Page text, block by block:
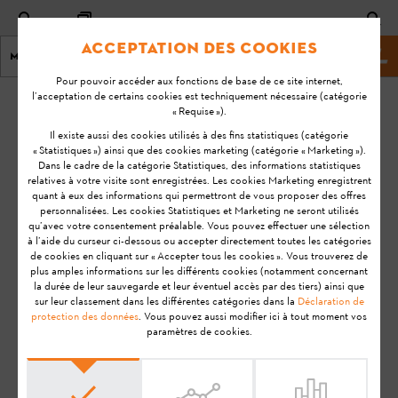
Menu Site Web de STIHL
Page d'accueil KA-01095
Quel est l'état de
fonctionnement
indiqué par la DEL
du boîtier du STIHL
Smart Connector ?
STIHL Connected
Dernière
mise à
jour:
08-07-
20
FAQ
Utilisation
l'utilisation, de le mettre en service, de le nettoyer, de le
transporter, de le stocker, de l'entretenir, de le réparer, de le
Acceptation des cookies
Pour pouvoir accéder aux fonctions de base de ce site internet,
l’acceptation de certains cookies est techniquement nécessaire (catégorie
« Requise »).
Il existe aussi des cookies utilisés à des fins statistiques (catégorie
« Statistiques ») ainsi que des cookies marketing (catégorie « Marketing »).
Dans le cadre de la catégorie Statistiques, des informations statistiques
relatives à votre visite sont enregistrées. Les cookies Marketing enregistrent
quant à eux des informations qui permettront de vous proposer des offres
personnalisées. Les cookies Statistiques et Marketing ne seront utilisés
qu’avec votre consentement préalable. Vous pouvez effectuer une sélection
à l’aide du curseur ci-dessous ou accepter directement toutes les catégories
de cookies en cliquant sur « Accepter tous les cookies ». Vous trouverez de
plus amples informations sur les différents cookies (notamment concernant
la durée de leur sauvegarde et leur éventuel accès par des tiers) ainsi que
sur leur classement dans les différentes catégories dans la Déclaration de
protection des données. Vous pouvez aussi modifier ici à tout moment vos
paramètres de cookies.